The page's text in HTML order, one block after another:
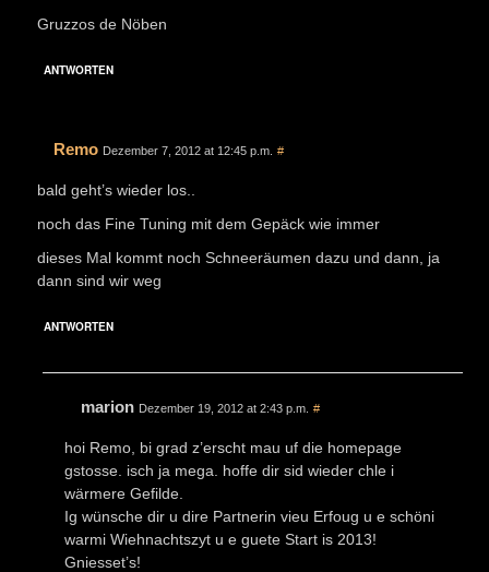
Gruzzos de Nöben
ANTWORTEN
Remo Dezember 7, 2012 at 12:45 p.m. #
bald geht’s wieder los..
noch das Fine Tuning mit dem Gepäck wie immer
dieses Mal kommt noch Schneeräumen dazu und dann, ja
dann sind wir weg
ANTWORTEN
marion Dezember 19, 2012 at 2:43 p.m. #
hoi Remo, bi grad z’erscht mau uf die homepage
gstosse. isch ja mega. hoffe dir sid wieder chle i
wärmere Gefilde.
Ig wünsche dir u dire Partnerin vieu Erfoug u e schöni
warmi Wiehnachtszyt u e guete Start is 2013!
Gniesset’s!